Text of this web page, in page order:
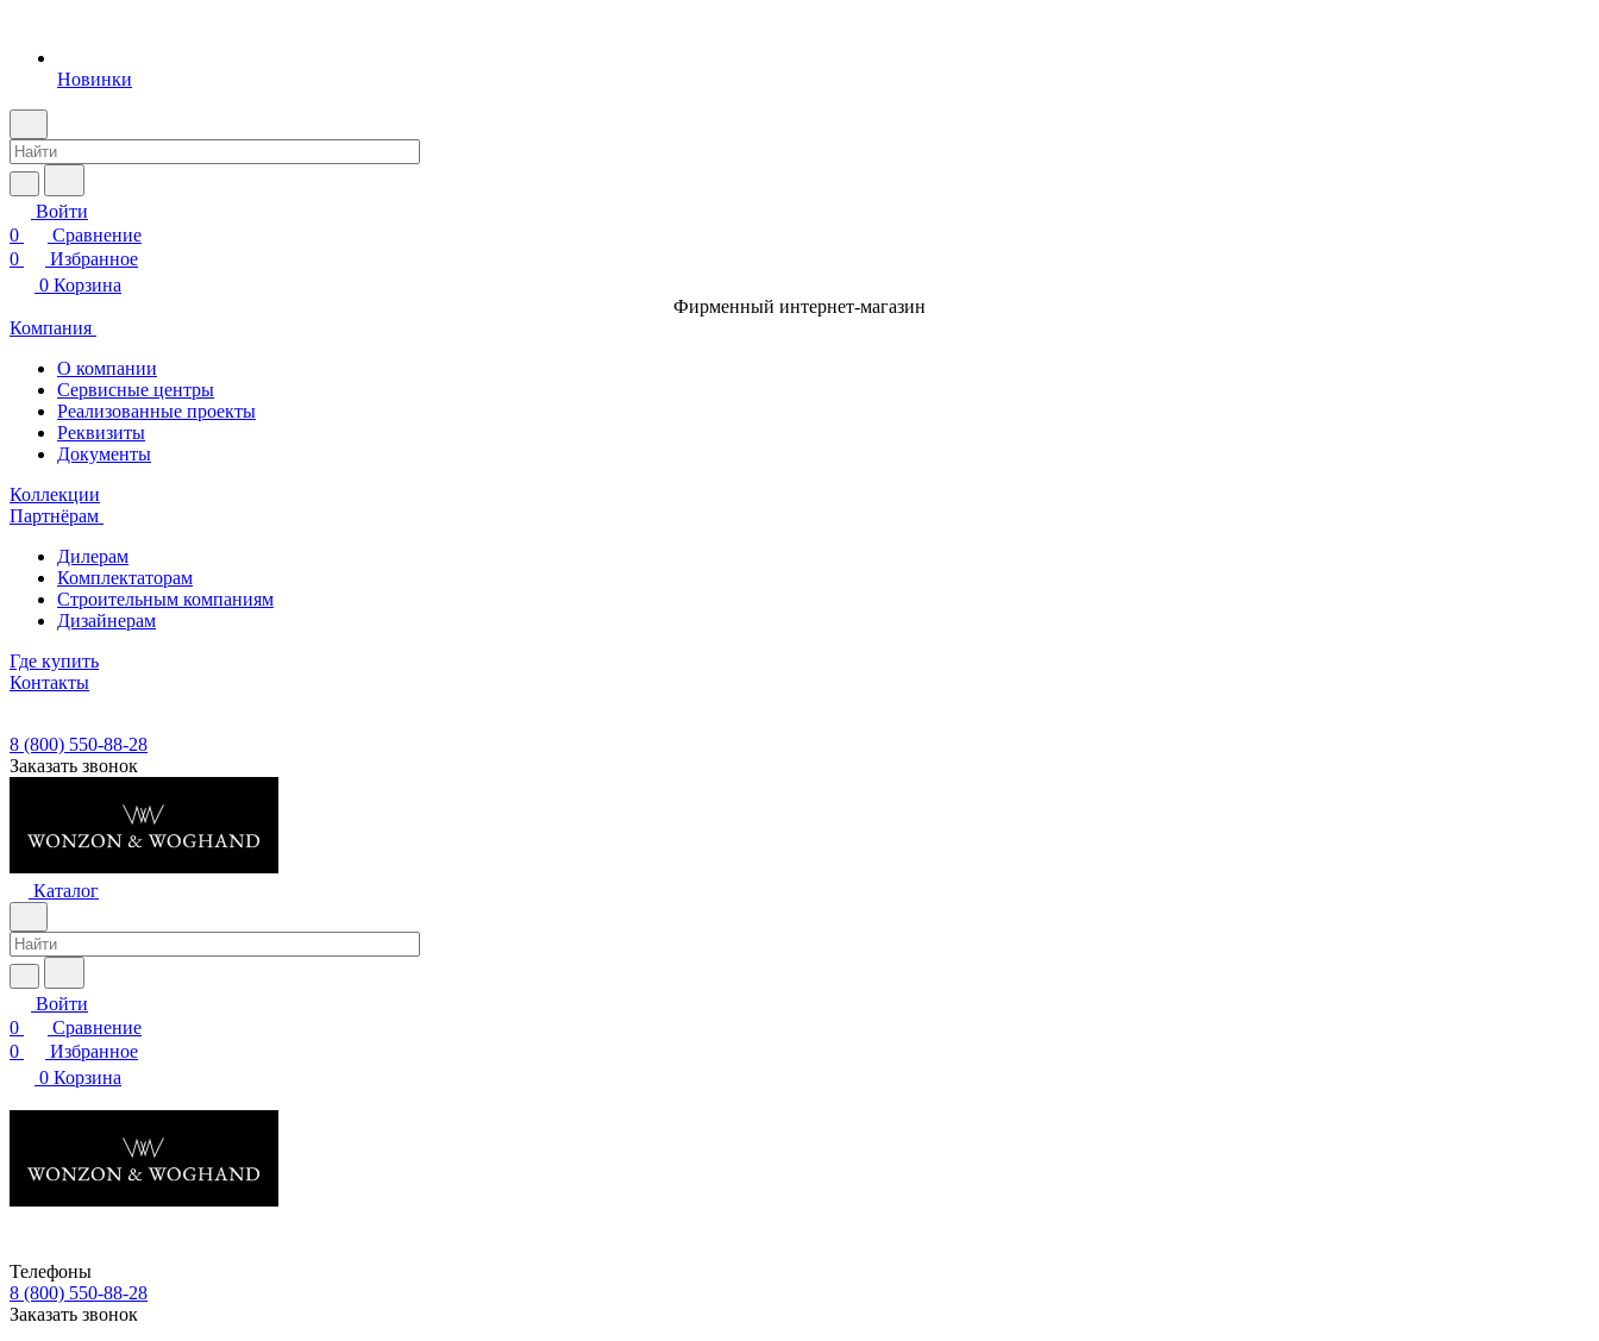
Новинки
Войти
0
Сравнение
0
Избранное
0 Корзина
Фирменный интернет-магазин
Компания
О компании
Сервисные центры
Реализованные проекты
Реквизиты
Документы
Коллекции
Партнёрам
Дилерам
Комплектаторам
Строительным компаниям
Дизайнерам
Где купить
Контакты
8 (800) 550-88-28
Заказать звонок
Каталог
Войти
0
Сравнение
0
Избранное
0 Корзина
Телефоны
8 (800) 550-88-28
Заказать звонок